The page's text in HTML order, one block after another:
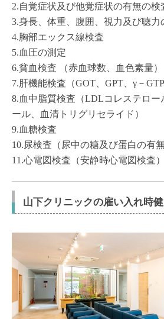
2.自覚症状及び他覚症状の有無の検
3.身長、体重、腹囲、視力及び聴力
4.胸部エックス線検査
5.血圧の測定
6.貧血検査 （赤血球数、血色素量）
7.肝機能検査（GOT、GPT、γ－GTP
8.血中脂質検査（LDLコレステロー
ール、血清トリグリセライド）
9.血糖検査
10.尿検査（尿中の糖及び蛋白の有無
11.心電図検査（安静時心電図検査）
山下クリニックの雇い入れ時